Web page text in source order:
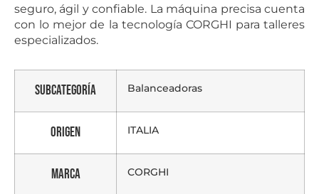
seguro, ágil y confiable. La máquina precisa cuenta
con lo mejor de la tecnología CORGHI para talleres
especializados.
Subcategoría Balanceadoras
Origen ITALIA
Marca CORGHI